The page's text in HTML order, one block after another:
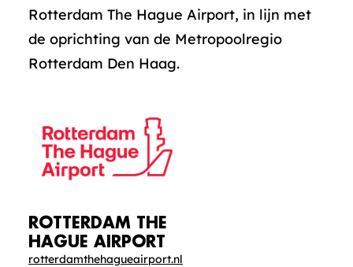
ROTTERDAM THE
HAGUE AIRPORT
rotterdamthehagueairport.nl
Rotterdam The Hague Airport, in lijn met
de oprichting van de Metropoolregio
Rotterdam Den Haag.